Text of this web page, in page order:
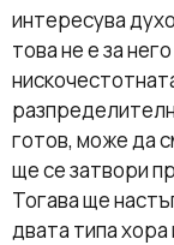
интересува
това не е за
готов, може да
ще се затвори
Тогава ще
двата типа